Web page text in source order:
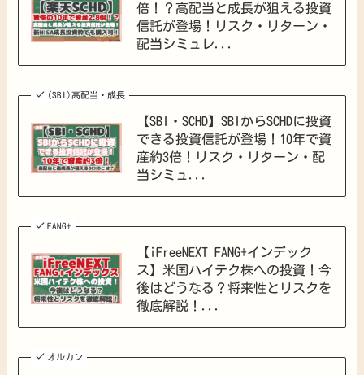
倍！？高配当と成長が狙える投資
信託が登場！リスク・リターン・
配当シミュレ...
(SBI)高配当・成長
【SBI・SCHD】SBIからSCHDに投資
できる投資信託が登場！10年で資
産約3倍！リスク・リターン・配
当シミュ...
FANG+
【iFreeNEXT FANG+インデック
ス】米国ハイテク株への投資！今
後はどうなる？将来性とリスクを
徹底解説！...
オルカン